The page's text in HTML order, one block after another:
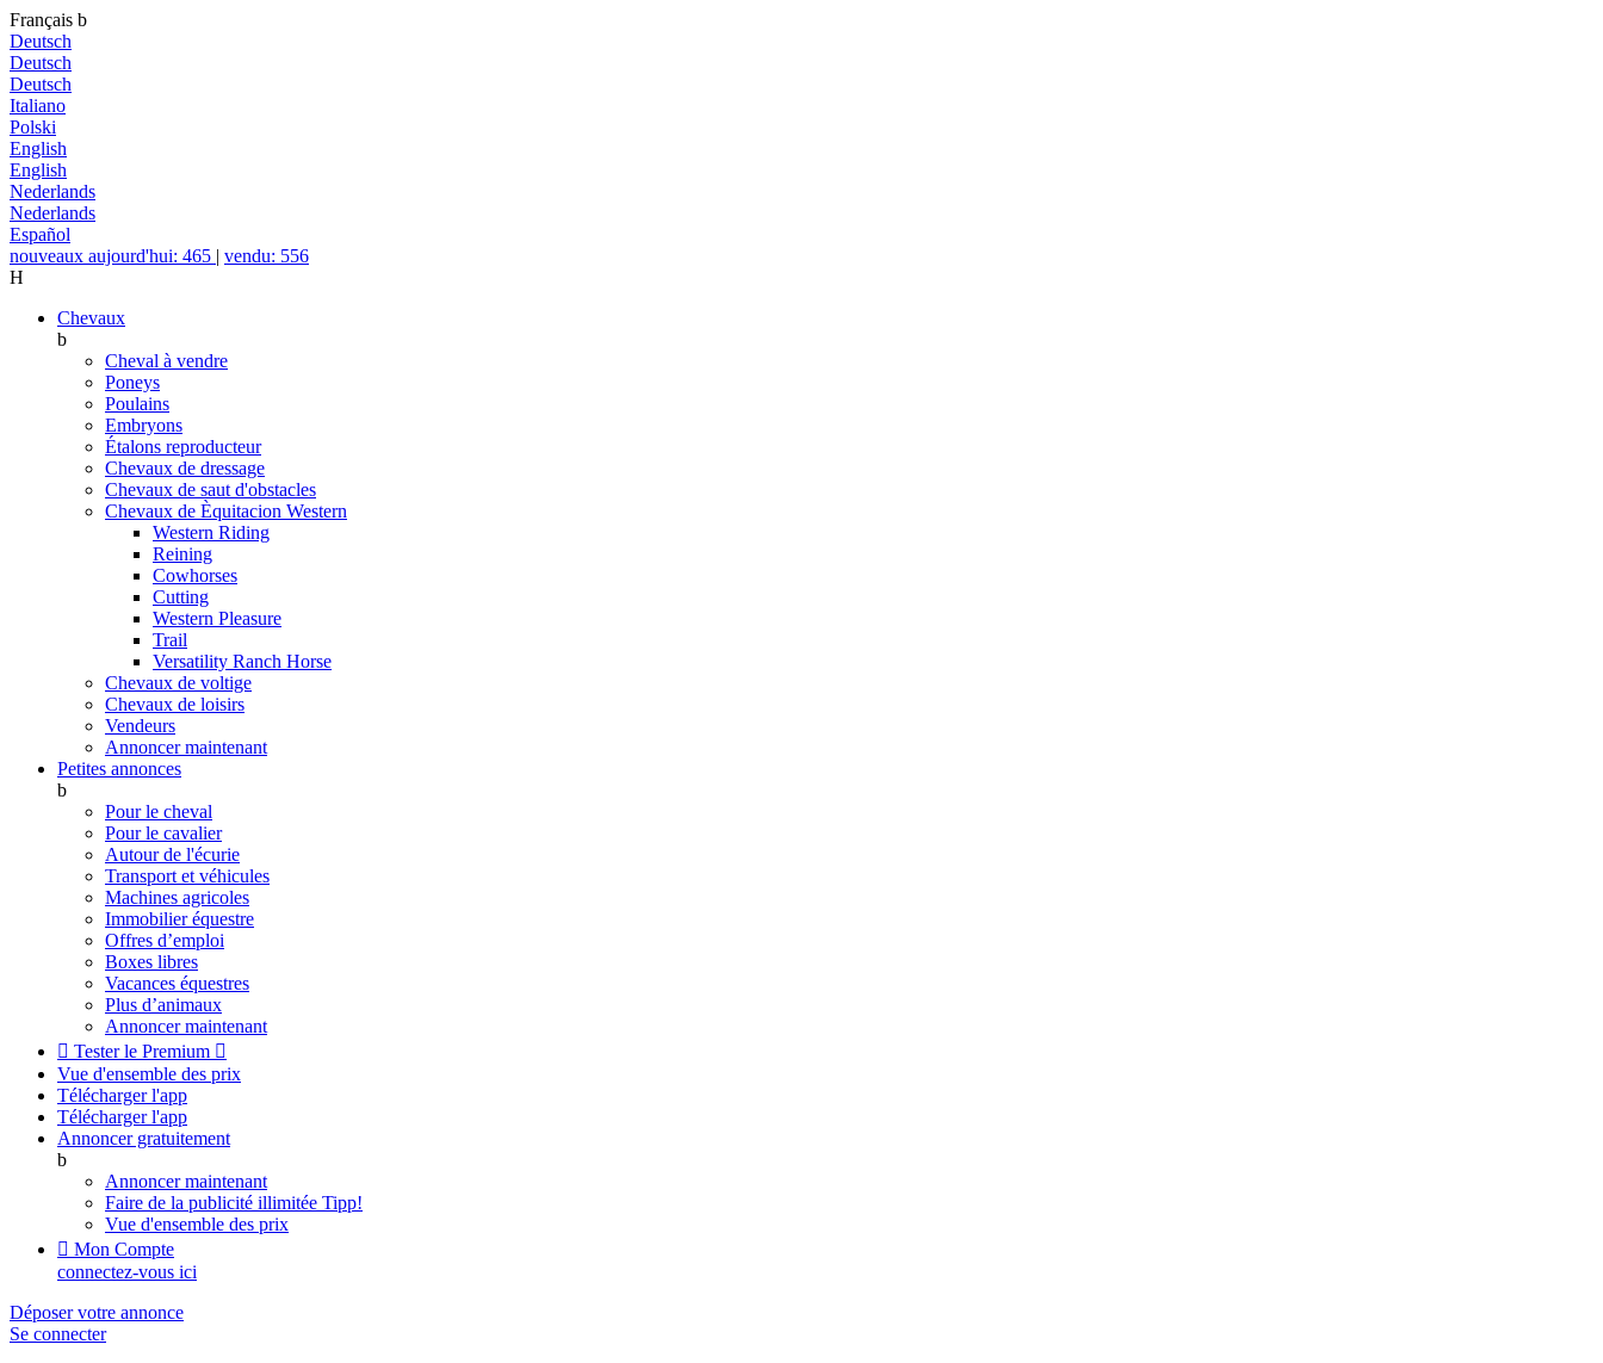
Français b
Deutsch
Deutsch
Deutsch
Italiano
Polski
English
English
Nederlands
Nederlands
Español
nouveaux aujourd'hui: 465 | vendu: 556
H
Chevaux
b
Cheval à vendre
Poneys
Poulains
Embryons
Étalons reproducteur
Chevaux de dressage
Chevaux de saut d'obstacles
Chevaux de Èquitacion Western
Western Riding
Reining
Cowhorses
Cutting
Western Pleasure
Trail
Versatility Ranch Horse
Chevaux de voltige
Chevaux de loisirs
Vendeurs
Annoncer maintenant
Petites annonces
b
Pour le cheval
Pour le cavalier
Autour de l'écurie
Transport et véhicules
Machines agricoles
Immobilier équestre
Offres d’emploi
Boxes libres
Vacances équestres
Plus d’animaux
Annoncer maintenant
 Tester le Premium 
Vue d'ensemble des prix
Télécharger l'app
Télécharger l'app
Annoncer gratuitement
b
Annoncer maintenant
Faire de la publicité illimitée Tipp!
Vue d'ensemble des prix
 Mon Compte
connectez-vous ici
Déposer votre annonce
Se connecter